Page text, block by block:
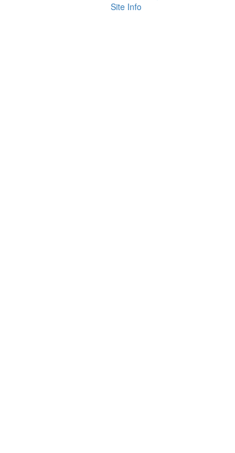
Site Info